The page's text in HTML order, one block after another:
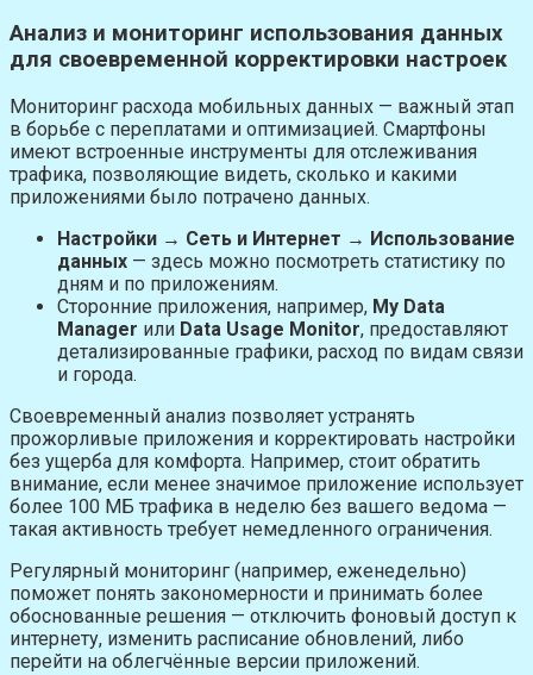
Анализ и мониторинг использования данных
для своевременной корректировки настроек
Мониторинг расхода мобильных данных — важный этап
в борьбе с переплатами и оптимизацией. Смартфоны
имеют встроенные инструменты для отслеживания
трафика, позволяющие видеть, сколько и какими
приложениями было потрачено данных.
Настройки → Сеть и Интернет → Использование
данных — здесь можно посмотреть статистику по
дням и по приложениям.
Сторонние приложения, например, My Data
Manager или Data Usage Monitor, предоставляют
детализированные графики, расход по видам связи
и города.
Своевременный анализ позволяет устранять
прожорливые приложения и корректировать настройки
без ущерба для комфорта. Например, стоит обратить
внимание, если менее значимое приложение использует
более 100 МБ трафика в неделю без вашего ведома —
такая активность требует немедленного ограничения.
Регулярный мониторинг (например, еженедельно)
поможет понять закономерности и принимать более
обоснованные решения — отключить фоновый доступ к
интернету, изменить расписание обновлений, либо
перейти на облегчённые версии приложений.